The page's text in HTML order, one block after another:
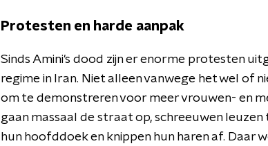
Protesten en harde aanpak
Sinds Amini's dood zijn er enorme protesten
regime in Iran. Niet alleen vanwege het wel of
om te demonstreren voor meer vrouwen- en
gaan massaal de straat op, schreeuwen
hun hoofddoek en knippen hun haren af.